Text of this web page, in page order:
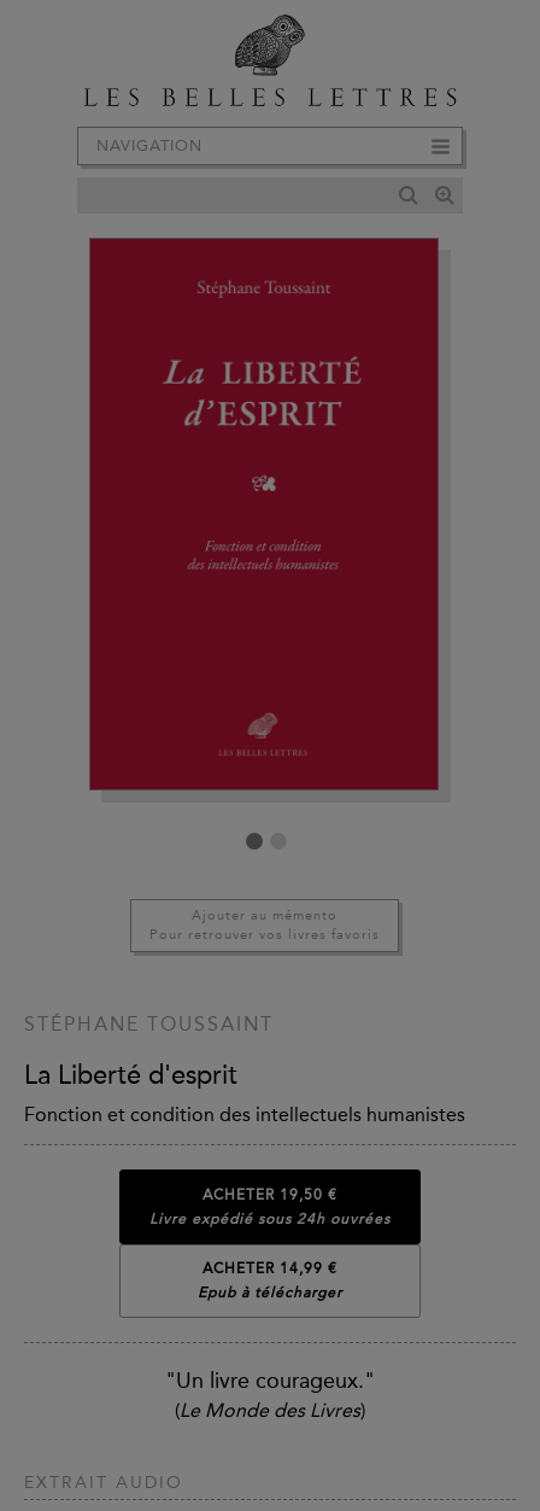
NAVIGATION
Ajouter au mémento
Pour retrouver vos livres favoris
STÉPHANE TOUSSAINT
La Liberté d'esprit
Fonction et condition des intellectuels humanistes
ACHETER 19,50 €
Livre expédié sous 24h ouvrées
ACHETER 14,99 €
Epub à télécharger
"Un livre courageux."
(Le Monde des Livres)
EXTRAIT AUDIO